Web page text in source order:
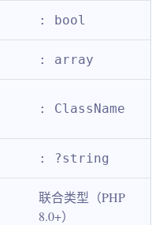
: bool
: array
: ClassName
: ?string
联合类型（PHP
8.0+）